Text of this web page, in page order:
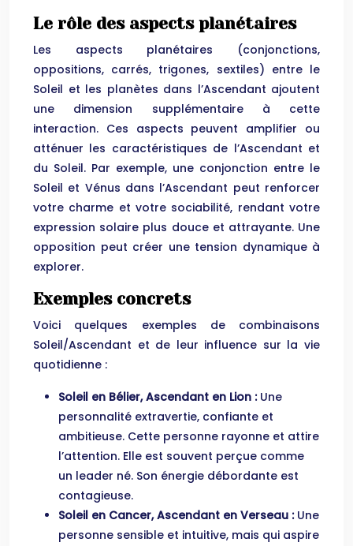
Le rôle des aspects planétaires
Les aspects planétaires (conjonctions,
oppositions, carrés, trigones, sextiles) entre le
Soleil et les planètes dans l’Ascendant ajoutent
une dimension supplémentaire à cette
interaction. Ces aspects peuvent amplifier ou
atténuer les caractéristiques de l’Ascendant et
du Soleil. Par exemple, une conjonction entre le
Soleil et Vénus dans l’Ascendant peut renforcer
votre charme et votre sociabilité, rendant votre
expression solaire plus douce et attrayante. Une
opposition peut créer une tension dynamique à
explorer.
Exemples concrets
Voici quelques exemples de combinaisons
Soleil/Ascendant et de leur influence sur la vie
quotidienne :
Soleil en Bélier, Ascendant en Lion : Une
personnalité extravertie, confiante et
ambitieuse. Cette personne rayonne et attire
l’attention. Elle est souvent perçue comme
un leader né. Son énergie débordante est
contagieuse.
Soleil en Cancer, Ascendant en Verseau : Une
personne sensible et intuitive, mais qui aspire